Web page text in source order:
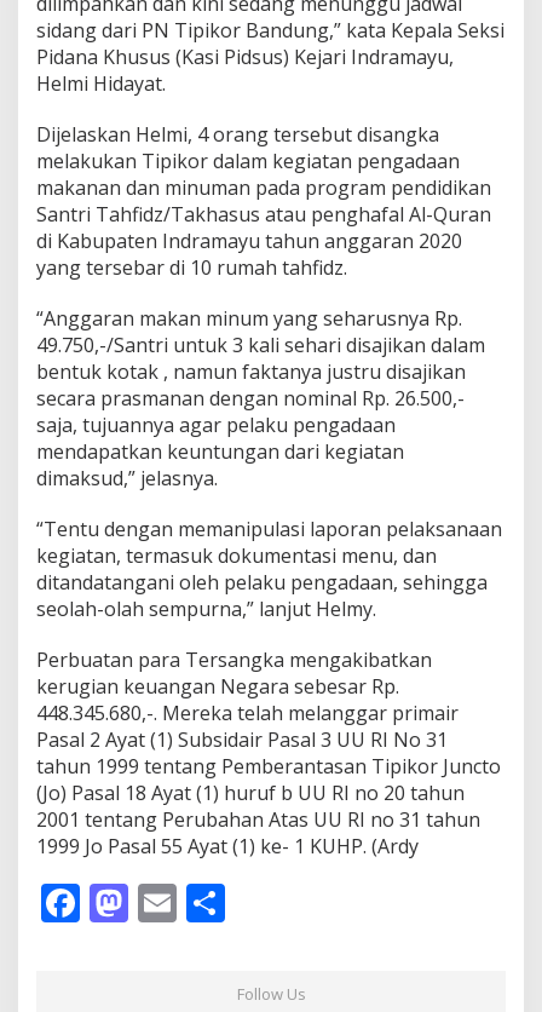
i
k
o
a
m
n
k
e
P
a
n
d
u
n
g
sidang dari PN Tipikor Bandung,” kata Kepala Seksi
Pidana Khusus (Kasi Pidsus) Kejari Indramayu,
Helmi Hidayat.
Dijelaskan Helmi, 4 orang tersebut disangka
melakukan Tipikor dalam kegiatan pengadaan
makanan dan minuman pada program pendidikan
Santri Tahfidz/Takhasus atau penghafal Al-Quran
di Kabupaten Indramayu tahun anggaran 2020
yang tersebar di 10 rumah tahfidz.
“Anggaran makan minum yang seharusnya Rp.
49.750,-/Santri untuk 3 kali sehari disajikan dalam
bentuk kotak , namun faktanya justru disajikan
secara prasmanan dengan nominal Rp. 26.500,-
saja, tujuannya agar pelaku pengadaan
mendapatkan keuntungan dari kegiatan
dimaksud,” jelasnya.
“Tentu dengan memanipulasi laporan pelaksanaan
kegiatan, termasuk dokumentasi menu, dan
ditandatangani oleh pelaku pengadaan, sehingga
seolah-olah sempurna,” lanjut Helmy.
Perbuatan para Tersangka mengakibatkan
kerugian keuangan Negara sebesar Rp.
448.345.680,-. Mereka telah melanggar primair
Pasal 2 Ayat (1) Subsidair Pasal 3 UU RI No 31
tahun 1999 tentang Pemberantasan Tipikor Juncto
(Jo) Pasal 18 Ayat (1) huruf b UU RI no 20 tahun
2001 tentang Perubahan Atas UU RI no 31 tahun
1999 Jo Pasal 55 Ayat (1) ke- 1 KUHP. (Ardy
F M E
ar
Follow Us